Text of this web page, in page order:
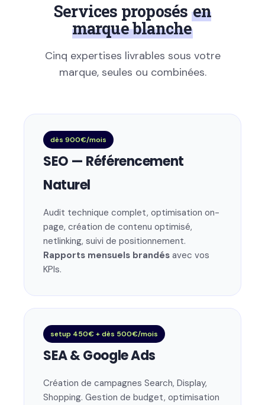
Services proposés en
marque blanche
Cinq expertises livrables sous votre
marque, seules ou combinées.
SEO — Référencement
Naturel
dès 900€/mois
Audit technique complet, optimisation on-
page, création de contenu optimisé,
netlinking, suivi de positionnement.
Rapports mensuels brandés avec vos
KPIs.
SEA & Google Ads
setup 450€ + dès 500€/mois
Création de campagnes Search, Display,
Shopping. Gestion de budget, optimisation